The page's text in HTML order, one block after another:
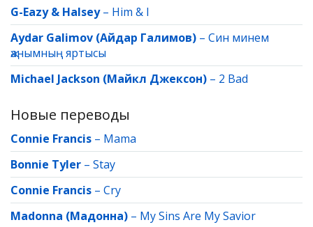
G-Eazy & Halsey– Him & I
Aydar Galimov (Айдар Галимов) – Син минем
җанымның яртысы
Michael Jackson (Майкл Джексон) – 2 Bad
Новые переводы
Connie Francis – Mama
Bonnie Tyler – Stay
Connie Francis – Cry
Madonna (Мадонна) – My Sins Are My Savior